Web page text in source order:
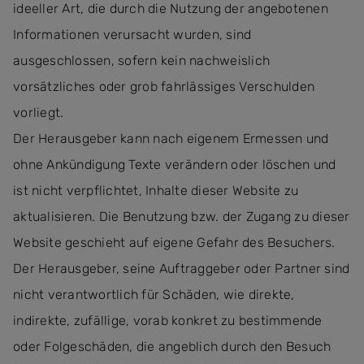
ideeller Art, die durch die Nutzung der angebotenen
Informationen verursacht wurden, sind
ausgeschlossen, sofern kein nachweislich
vorsätzliches oder grob fahrlässiges Verschulden
vorliegt.
Der Herausgeber kann nach eigenem Ermessen und
ohne Ankündigung Texte verändern oder löschen und
ist nicht verpflichtet, Inhalte dieser Website zu
aktualisieren. Die Benutzung bzw. der Zugang zu dieser
Website geschieht auf eigene Gefahr des Besuchers.
Der Herausgeber, seine Auftraggeber oder Partner sind
nicht verantwortlich für Schäden, wie direkte,
indirekte, zufällige, vorab konkret zu bestimmende
oder Folgeschäden, die angeblich durch den Besuch